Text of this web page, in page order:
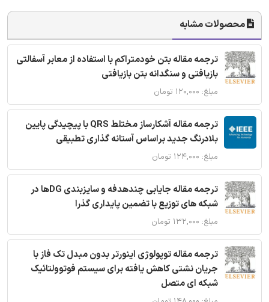
محصولات مشابه
ترجمه مقاله بتن خودمتراکم با استفاده از معابر آسفالتی
بازیافتی و سنگدانه بتن بازیافتی
مبلغ: ۱۲۰,۰۰۰ تومان
ترجمه مقاله آشکارساز مختلط QRS با پیچیدگی پایین
بلادرنگ جدید براساس آستانه گذاری تطبیقی
مبلغ: ۱۲۴,۰۰۰ تومان
ترجمه مقاله جایابی چندهدفه و سایزبندی DGها در
شبکه های توزیع با تضمین پایداری گذرا
مبلغ: ۱۳۲,۰۰۰ تومان
ترجمه مقاله توپولوژی اینورتر بدون مبدل تک فاز با
جریان نشتی کاهش یافته برای سیستم فوتوولتائیک
شبکه ای متصل